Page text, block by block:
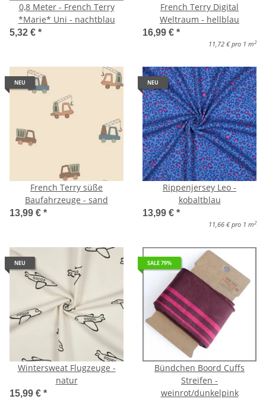
0,8 Meter - French Terry
*Marie* Uni - nachtblau
5,32 € *
French Terry Digital
Weltraum - hellblau
16,99 € *
11,72 € pro 1 m 2
NEU
French Terry süße
Baufahrzeuge - sand
13,99 € *
NEU
Rippenjersey Leo -
kobaltblau
13,99 € *
11,66 € pro 1 m 2
NEU
Wintersweat Flugzeuge -
natur
15,99 € *
SALE 79%
Bündchen Boord Cuffs
Streifen -
weinrot/dunkelpink